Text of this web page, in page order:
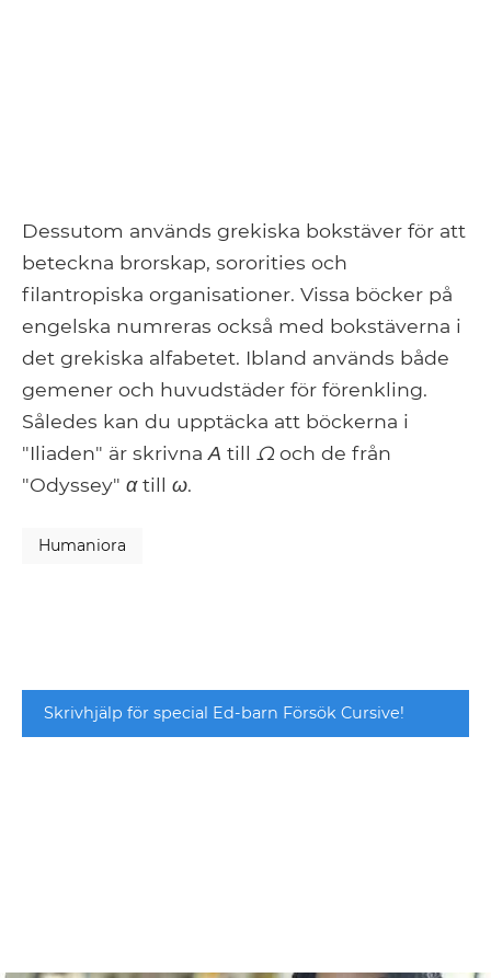
Dessutom används grekiska bokstäver för att
beteckna brorskap, sororities och
filantropiska organisationer. Vissa böcker på
engelska numreras också med bokstäverna i
det grekiska alfabetet. Ibland används både
gemener och huvudstäder för förenkling.
Således kan du upptäcka att böckerna i
"Iliaden" är skrivna Α till Ω och de från
"Odyssey" αtill ω.
Humaniora
Skrivhjälp för special Ed-barn Försök Cursive!